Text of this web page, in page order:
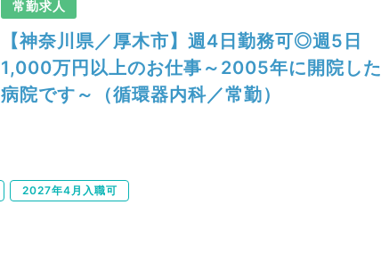
常勤求人
【神奈川県／厚木市】週4日勤務可◎週5日
1,000万円以上のお仕事～2005年に開院した
病院です～（循環器内科／常勤）
2027年4月入職可